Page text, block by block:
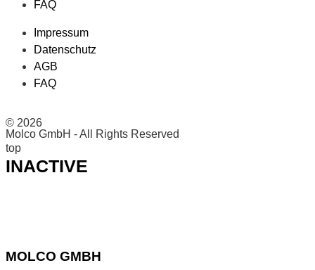
© 2026
Molco GmbH - All Rights Reserved
FAQ
Impressum
Datenschutz
AGB
FAQ
top
INACTIVE
MOLCO GMBH